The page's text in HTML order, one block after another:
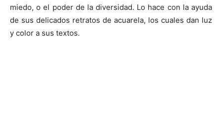
miedo, o el poder de la diversidad. Lo hace con la ayuda
de sus delicados retratos de acuarela, los cuales dan luz
y color a sus textos.